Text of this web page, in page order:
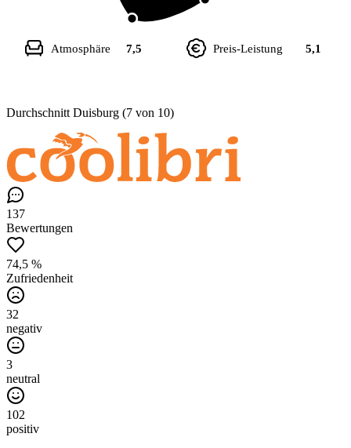
Preis-Leistung 5,1
Atmosphäre 7,5
Durchschnitt Duisburg (7 von 10)
137
Bewertungen
74,5 %
Zufriedenheit
32
negativ
3
neutral
102
positiv